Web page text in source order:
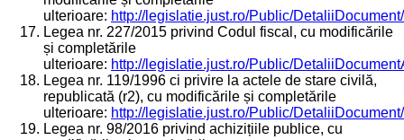
ulterioare: http://legislatie.just.ro/Public/
Legea nr. 227/2015 privind Codul fiscal, cu modificările
și completările
ulterioare: http://legislatie.just.ro/Public/
Legea nr. 119/1996 ci privire la actele de stare civilă,
republicată (r2), cu modificările și completările
ulterioare: http://legislatie.just.ro/Public/
Legea nr. 98/2016 privind achizițiile publice, cu